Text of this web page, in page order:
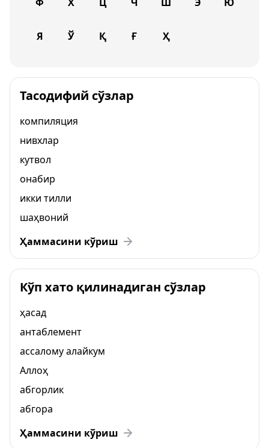
Я Ў Қ Ғ Ҳ
Тасодифий сўзлар
компиляция
нивхлар
кутвол
онабир
икки тилли
шаҳвоний
Ҳаммасини кўриш
Кўп хато қилинадиган сўзлар
ҳасад
антаблемент
ассалому алайкум
Аллоҳ
абгорлик
абгора
Ҳаммасини кўриш